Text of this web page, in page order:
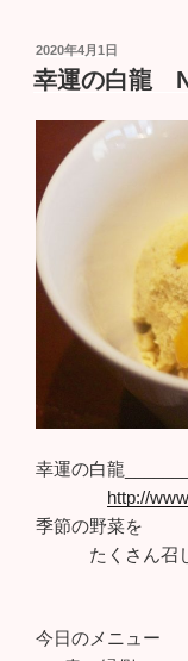
投
稿
日:
2020年4月1日
幸運の白龍
幸運の白龍
http://
季節の野菜を
たくさん召し
創作
今日のメニュー